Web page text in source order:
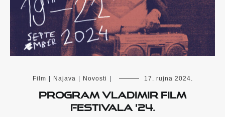
Film Najava Novosti 17. rujna 2024.
PROGRAM VLADIMIR FILM
FESTIVALA ’24.